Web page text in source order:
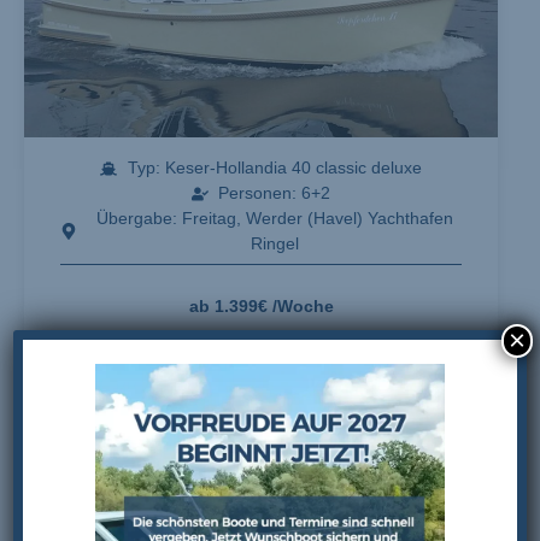
Typ: Keser-Hollandia 40 classic deluxe
Personen: 6+2
Übergabe: Freitag, Werder (Havel) Yachthafen
Ringel
ab 1.399€ /Woche
DETAILS & ZEITEN
Seepferdchen 26
×